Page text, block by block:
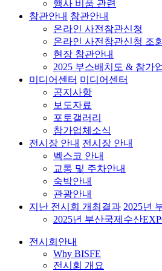
행사 비품 관련
참관안내 참관안내
온라인 사전참관신청
온라인 사전참관신청 조회
현장 참관안내
2025 부스배치도 & 참가
미디어센터 미디어센터
공지사항
보도자료
포토갤러리
참가업체소식
전시장 안내 전시장 안내
벡스코 안내
교통 및 주차안내
숙박안내
관광안내
지난 전시회 개최결과 2025년
2025년 부산국제수산
전시회안내
Why BISFE
전시회 개요